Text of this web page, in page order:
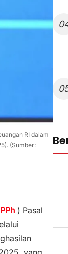
RI dalam
(Sumber:
PPh ) Pasal